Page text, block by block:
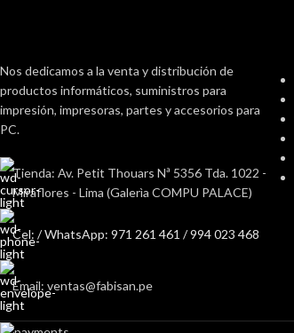
Nos dedicamos a la venta y distribución de
productos informáticos, suministros para
impresión, impresoras, partes y accesorios para
PC.
Tienda: Av. Petit Thouars Nª 5356 Tda. 1022 -
Miraflores - Lima (Galerìa COMPU PALACE)
Cel: / WhatsApp: 971 261 461 / 994 023 468
Email: ventas@fabisan.pe